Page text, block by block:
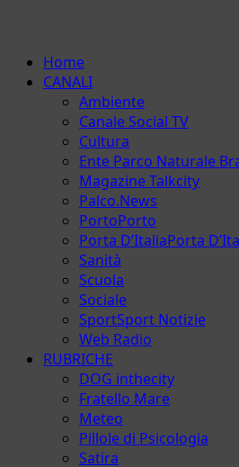
Menu
principale
Home
CANALI
Ambiente
Canale Social TV
Cultura
Ente Parco Naturale
Magazine Talkcity
Palco.News
PortoPorto
Porta D’ItaliaPorta
Sanità
Scuola
Sociale
SportSport Notizie
Web Radio
RUBRICHE
DOG inthecity
Fratello Mare
Meteo
Pillole di Psicologia
Satira